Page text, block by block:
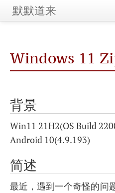
默默道来
Maintenance
Tags
Archives
Windows 11
背景
Win11 21H2(OS Build
Android 10(4.9.193)
简述
最近，遇到一个奇怪的问